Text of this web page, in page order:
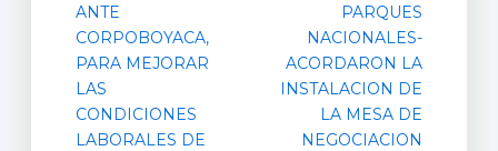
ANTE
CORPOBOYACA,
PARA MEJORAR
LAS
CONDICIONES
LABORALES DE
PARQUES
NACIONALES-
ACORDARON LA
INSTALACION DE
LA MESA DE
NEGOCIACION